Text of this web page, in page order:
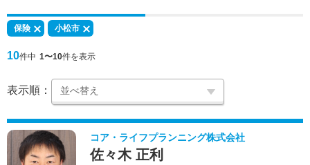
保険 小松市
10件中 1〜10件を表示
表示順：
コア・ライフプランニング株式会社
佐々木 正利